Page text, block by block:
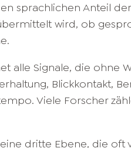
sprachlichen Anteil der
wird, ob
alle Signale, die ohne
Blickkontakt,
Viele Forscher
dritte Ebene, die oft